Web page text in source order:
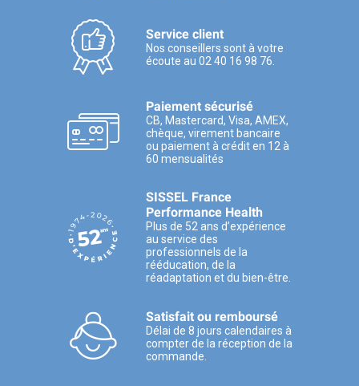
Service client
Nos conseillers sont à votre
écoute au 02 40 16 98 76.
Paiement sécurisé
CB, Mastercard, Visa, AMEX,
chèque, virement bancaire
ou paiement à crédit en 12 à
60 mensualités
SISSEL France
Performance Health
Plus de 52 ans d’expérience
au service des
professionnels de la
rééducation, de la
réadaptation et du bien-être.
Satisfait ou remboursé
Délai de 8 jours calendaires à
compter de la réception de la
commande.